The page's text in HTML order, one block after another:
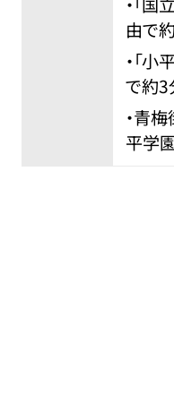
由で
・「
で約3
・青
平学